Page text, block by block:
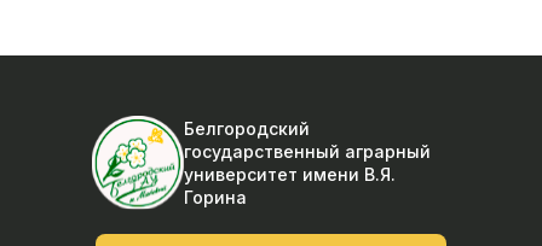
Белгородский
государственный аграрный
университет имени В.Я.
Горина